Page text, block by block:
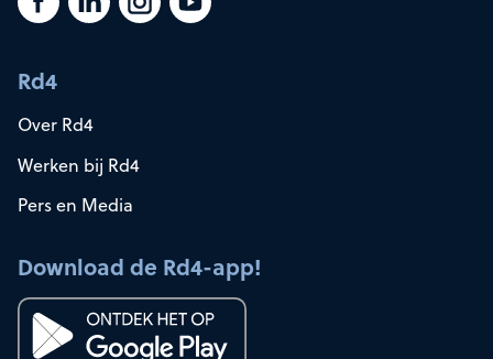
Rd4
Over Rd4
Werken bij Rd4
Pers en Media
Download de Rd4-app!